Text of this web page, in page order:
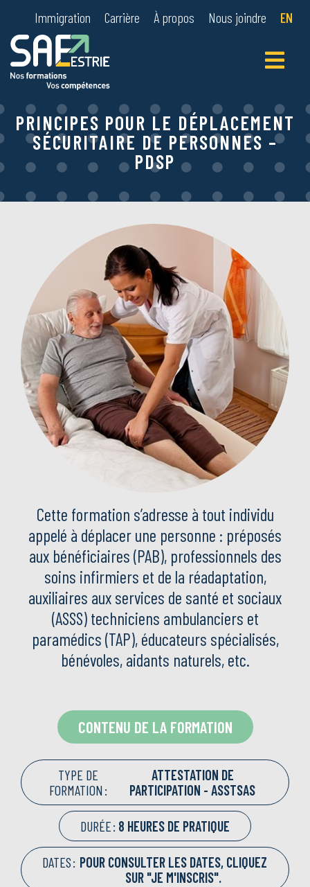
Immigration Carrière À propos Nous joindre EN
PRINCIPES POUR LE DÉPLACEMENT
SÉCURITAIRE DE PERSONNES –
PDSP
Cette formation s’adresse à tout individu
appelé à déplacer une personne : préposés
aux bénéficiaires (PAB), professionnels des
soins infirmiers et de la réadaptation,
auxiliaires aux services de santé et sociaux
(ASSS) techniciens ambulanciers et
paramédics (TAP), éducateurs spécialisés,
bénévoles, aidants naturels, etc.
CONTENU DE LA FORMATION
TYPE DE
FORMATION :
ATTESTATION DE
PARTICIPATION - ASSTSAS
DURÉE : 8 HEURES DE PRATIQUE
DATES : POUR CONSULTER LES DATES, CLIQUEZ
SUR "JE M'INSCRIS".